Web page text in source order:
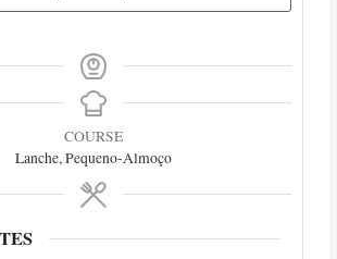
COURSE
Lanche, Pequeno-Almoço